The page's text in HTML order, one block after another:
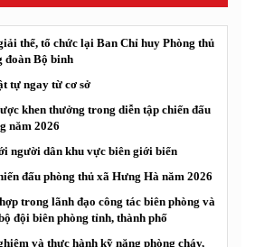
thể, tổ chức lại Ban Chỉ huy Phòng thủ
đoàn Bộ binh
tự ngay từ cơ sở
khen thưởng trong diễn tập chiến đấu
năm 2026
người dân khu vực biên giới biển
đấu phòng thủ xã Hưng Hà năm 2026
trong lãnh đạo công tác biên phòng và
đội biên phòng tỉnh, thành phố
và thực hành kỹ năng phòng cháy,